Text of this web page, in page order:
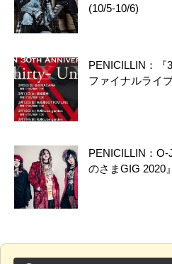
(10/5-10/6)
PENICILLIN：『
ファイナルライ
PENICILLIN：O-
のさまGIG 2020